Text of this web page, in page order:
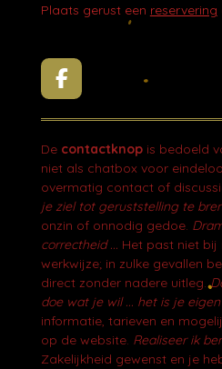
Plaats gerust een reservering
F
a
c
b
o
o
k
De contactknop is bedoeld
niet als chatbox voor
overmatig contact of
je ziel tot geruststelling te
onzin of onnodig gedoe.
correctheid ... Het past niet bij
werkwijze; in zulke gevallen
direct zonder nadere uitleg.
doe wat je wil ... het is je eigen
informatie, tarieven en
op de website. Realiseer ik
Zakelijkheid gewenst en je